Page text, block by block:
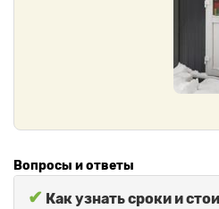
Вопросы и ответы
✔ Как узнать сроки и